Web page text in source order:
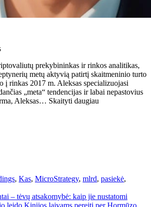
prekybininkas ir rinkos analitikas,
metų aktyvią patirtį skaitmeninio turto
į rinkas 2017 m. Aleksas specializuojasi
„meta“ tendencijas ir labai nepastovius
Aleksas… Skaityti daugiau
, Kas, MicroStrategy, mlrd, pasiekė,
– tėvų atsakomybė: kaip jie nustatomi